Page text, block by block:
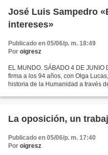
José Luis Sampedro
intereses»
Publicado en 05/06/p. m. 18:49
Por oigresz
EL MUNDO. SÁBADO 4 DE
firma a los 94 años, con Olga
historia de la Humanidad a través
La oposición, un
Publicado en 05/06/p. m. 17:40
Por oigresz